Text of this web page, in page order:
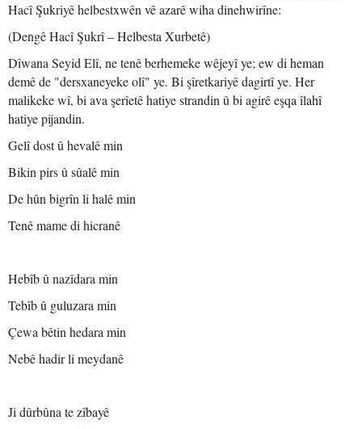
Hacî Şukriyê helbestxwên vê azarê wiha dinehwirîne:
(Dengê Hacî Şukrî – Helbesta Xurbetê)
Dîwana Seyid Elî, ne tenê berhemeke wêjeyî ye; ew di heman
demê de "dersxaneyeke olî" ye. Bi şîretkariyê dagirtî ye. Her
malikeke wî, bi ava şerîetê hatiye strandin û bi agirê eşqa îlahî
hatiye pijandin.
Gelî dost û hevalê min
Bikin pirs û sûalê min
De hûn bigrîn li halê min
Tenê mame di hicranê
Hebîb û nazîdara min
Tebîb û guluzara min
Çewa bêtin hedara min
Nebê hadir li meydanê
Ji dûrbûna te zîbayê